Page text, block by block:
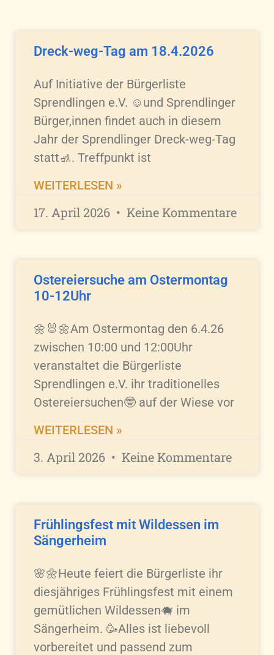
Dreck-weg-Tag am 18.4.2026
Auf Initiative der Bürgerliste
Sprendlingen e.V. ☺️und Sprendlinger
Bürger,innen findet auch in diesem
Jahr der Sprendlinger Dreck-weg-Tag
statt🚮. Treffpunkt ist
WEITERLESEN »
17. April 2026 Keine Kommentare
Ostereiersuche am Ostermontag
10-12Uhr
🌼🐰🌼Am Ostermontag den 6.4.26
zwischen 10:00 und 12:00Uhr
veranstaltet die Bürgerliste
Sprendlingen e.V. ihr traditionelles
Ostereiersuchen🤓 auf der Wiese vor
WEITERLESEN »
3. April 2026 Keine Kommentare
Frühlingsfest mit Wildessen im
Sängerheim
🌸🌼Heute feiert die Bürgerliste ihr
diesjähriges Frühlingsfest mit einem
gemütlichen Wildessen🐗 im
Sängerheim. 🥳Alles ist liebevoll
vorbereitet und passend zum